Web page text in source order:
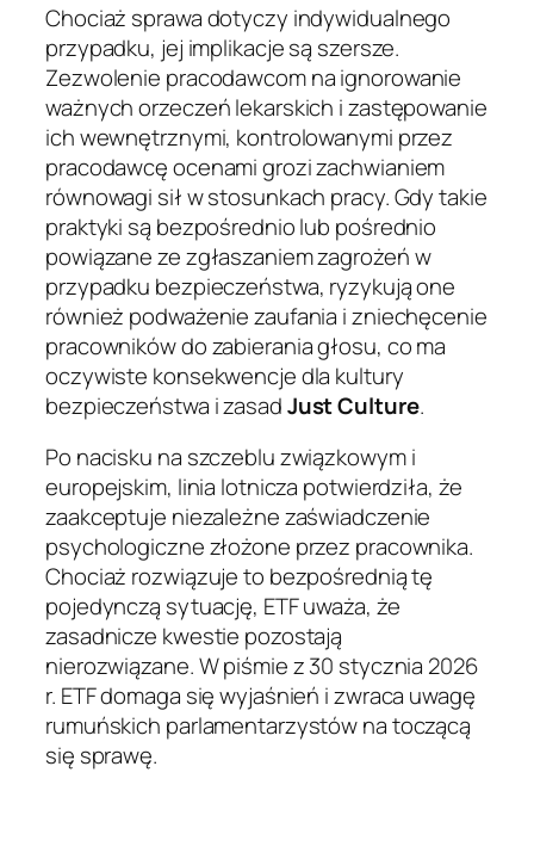
Chociaż sprawa dotyczy indywidualnego
przypadku, jej implikacje są szersze.
Zezwolenie pracodawcom na ignorowanie
ważnych orzeczeń lekarskich i zastępowanie
ich wewnętrznymi, kontrolowanymi przez
pracodawcę ocenami grozi zachwianiem
równowagi sił w stosunkach pracy. Gdy takie
praktyki są bezpośrednio lub pośrednio
powiązane ze zgłaszaniem zagrożeń w
przypadku bezpieczeństwa, ryzykują one
również podważenie zaufania i zniechęcenie
pracowników do zabierania głosu, co ma
oczywiste konsekwencje dla kultury
bezpieczeństwa i zasadJust Culture.
Po nacisku na szczeblu związkowym i
europejskim, linia lotnicza potwierdziła, że ​​
zaakceptuje niezależne zaświadczenie
psychologiczne złożone przez pracownika.
Chociaż rozwiązuje to bezpośrednią tę
pojedynczą sytuację, ETF uważa, że ​​
zasadnicze kwestie pozostają
nierozwiązane. W piśmie z 30 stycznia 2026
r. ETF domaga się wyjaśnień i zwraca uwagę
rumuńskich parlamentarzystów na toczącą
się sprawę.